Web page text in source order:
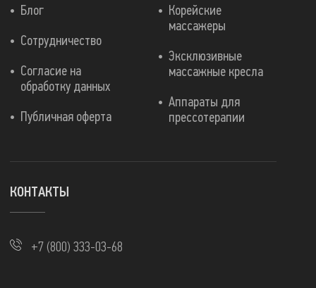
Корейские
массажеры
Эксклюзивные
массажные кресла
Аппараты для
прессотерапии
Блог
Сотрудничество
Согласие на
обработку данных
Публичная оферта
КОНТАКТЫ
+7 (800) 333-03-68